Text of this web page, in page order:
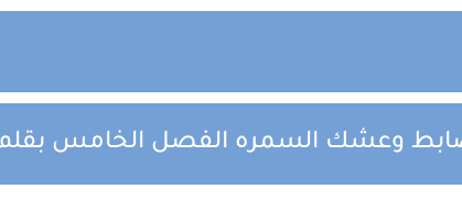
وعشك السمره الفصل الخامس بقلم